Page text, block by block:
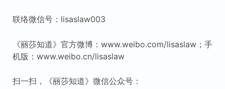
联络微信号：lisaslaw003
《丽莎知道》官方微博：www.weibo.com/lisaslaw；手
机版：www.weibo.cn/lisaslaw
扫一扫，《丽莎知道》微信公众号：